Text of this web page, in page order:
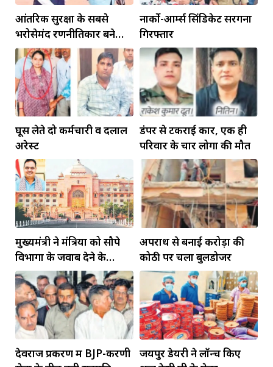
आंतरिक सुरक्षा के सबसे
भरोसेमंद रणनीतिकार बने
रहेंगे गोविंद मोहन
नार्को-आर्म्स सिंडिकेट सरगना
गिरफ्तार
घूस लेते दो कर्मचारी व दलाल
अरेस्ट
डंपर से टकराई कार, एक ही
परिवार के चार लोगों की मौत
मुख्यमंत्री ने मंत्रियों को सौपे
विभागों के जवाब देने के
दायित्व
अपराध से बनाई करोड़ों की
कोठी पर चला बुलडोजर
देवराज प्रकरण में BJP-करणी
जयपुर डेयरी ने लॉन्च किए